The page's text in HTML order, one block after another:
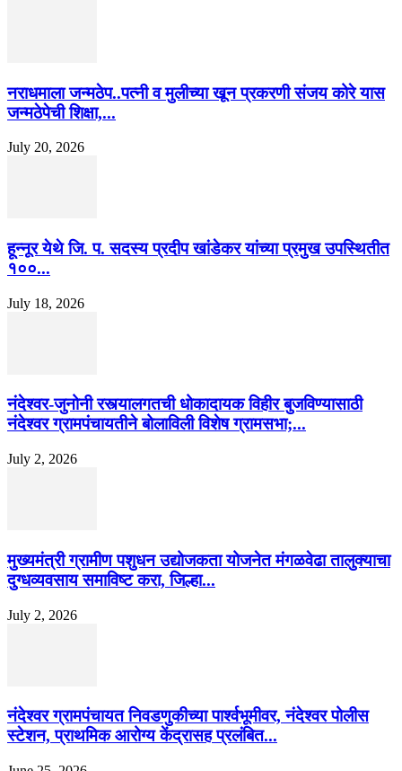
नराधमाला जन्मठेप..पत्नी व मुलीच्या खून प्रकरणी संजय कोरे यास
जन्मठेपेची शिक्षा,...
July 20, 2026
हून्नूर येथे जि. प. सदस्य प्रदीप खांडेकर यांच्या प्रमुख उपस्थितीत
१००...
July 18, 2026
नंदेश्वर-जुनोनी रस्त्यालगतची धोकादायक विहीर बुजविण्यासाठी
नंदेश्वर ग्रामपंचायतीने बोलाविली विशेष ग्रामसभा;...
July 2, 2026
मुख्यमंत्री ग्रामीण पशुधन उद्योजकता योजनेत मंगळवेढा तालुक्याचा
दुग्धव्यवसाय समाविष्ट करा, जिल्हा...
July 2, 2026
नंदेश्वर ग्रामपंचायत निवडणुकीच्या पार्श्वभूमीवर, नंदेश्वर पोलीस
स्टेशन, प्राथमिक आरोग्य केंद्रासह प्रलंबित...